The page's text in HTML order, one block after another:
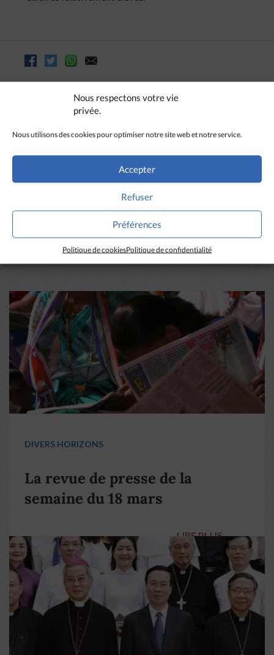
Nous respectons votre vie
privée.
Nous utilisons des cookies pour optimiser notre site web et notre service.
Accepter
Refuser
Préférences
Politique de cookiesPolitique de confidentialité
A LIRE AUSSI
DIVERS HORIZONS
La revue de presse de la
semaine du 18 mars
LIRE PLUS →